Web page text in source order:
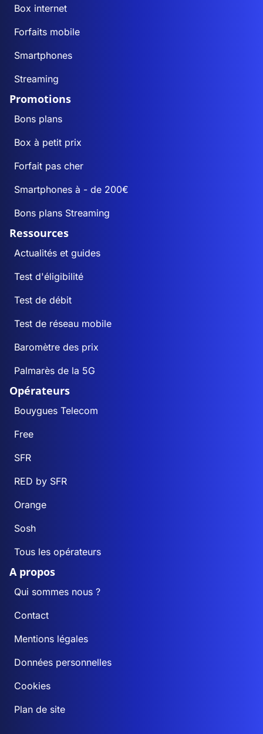
Box internet
Forfaits mobile
Smartphones
Streaming
Promotions
Bons plans
Box à petit prix
Forfait pas cher
Smartphones à - de 200€
Bons plans Streaming
Ressources
Actualités et guides
Test d'éligibilité
Test de débit
Test de réseau mobile
Baromètre des prix
Palmarès de la 5G
Opérateurs
Bouygues Telecom
Free
SFR
RED by SFR
Orange
Sosh
Tous les opérateurs
A propos
Qui sommes nous ?
Contact
Mentions légales
Données personnelles
Cookies
Plan de site